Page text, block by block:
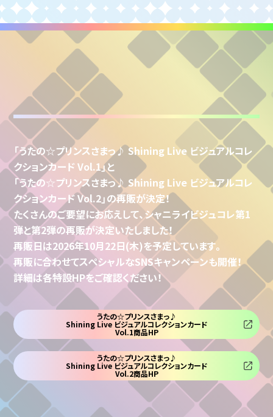
「うたの☆プリンスさまっ♪ Shining Live ビジュアルコレ
クションカード Vol.1」と
「うたの☆プリンスさまっ♪ Shining Live ビジュアルコレ
クションカード Vol.2」の再販が決定！
たくさんのご要望にお応えして、シャニライビジュコレ第1
弾と第2弾の再販が決定いたしました！
再販日は2026年10月22日(木)を予定しています。
再販に合わせてスペシャルなSNSキャンペーンも開催！
詳細は各特設HPをご確認ください！
うたの☆プリンスさまっ♪
Shining Live ビジュアルコレクションカード
Vol.1商品HP
うたの☆プリンスさまっ♪
Shining Live ビジュアルコレクションカード
Vol.2商品HP